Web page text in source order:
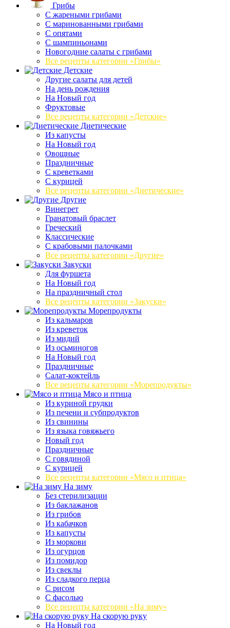
Грибы
C жареными грибами
C маринованными грибами
C опятами
C шампиньонами
Новогодние салаты с грибами
Все рецепты категории «Грибы»
Детские
Другие салаты для детей
На день рождения
На Новый год
Фруктовые
Все рецепты категории «Детские»
Диетические
Из капусты
На Новый год
Овощные
Праздничные
С креветками
С курицей
Все рецепты категории «Диетические»
Другие
Винегрет
Гранатовый браслет
Греческий
Классические
С крабовыми палочками
Все рецепты категории «Другие»
Закуски
Для фуршета
На Новый год
На праздничный стол
Все рецепты категории «Закуски»
Морепродукты
Из кальмаров
Из креветок
Из мидий
Из осьминогов
На Новый год
Праздничные
Салат-коктейль
Все рецепты категории «Морепродукты»
Мясо и птица
Из куриной грудки
Из печени и субпродуктов
Из свинины
Из языка говяжьего
Новый год
Праздничные
С говядиной
С курицей
Все рецепты категории «Мясо и птица»
На зиму
Без стерилизации
Из баклажанов
Из грибов
Из кабачков
Из капусты
Из моркови
Из огурцов
Из помидор
Из свеклы
Из сладкого перца
С рисом
С фасолью
Все рецепты категории «На зиму»
На скорую руку
На Новый год